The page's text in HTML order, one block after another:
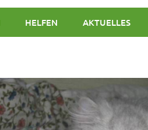
HELFEN AKTUELLES